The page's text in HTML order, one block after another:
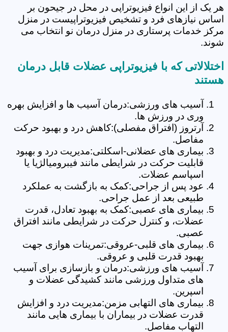
هر یک از این انواع فیزیوتراپی در محل در جیحون بر
اساس نیازهای فرد و تشخیص فیزیوتراپیست در منزل
مرکز خدمات پرستاری در منزل درمان نو انتخاب می
شوند.
اختلالاتی که با فیزیوتراپی عضلات قابل درمان
هستند
آسیب های ورزشی:درمان آسیب ها و افزایش بهره
وری در ورزش ها.
آرتروز (افتراق مفصلی):کاهش درد و بهبود حرکت
مفاصل.
بیماری های عضلانی-اسکلتی:مدیریت درد و بهبود
قابلیت حرکت در شرایطی مانند فیبرومیالژیا یا
اسپاسم عضلات.
عود پس از جراحی:کمک به بازگشت به عملکرد
طبیعی بعد از عمل جراحی.
بیماری های عصبی:کمک به بهبود تعادل، قدرت
عضلات، و کنترل حرکت در شرایطی مانند افتراق
عصبی.
بیماری های قلبی-عروقی:تمرینات هوازی جهت
بهبود قدرت قلبی و عروقی.
آسیب های ورزشی:درمان و بازسازی برای آسیب
های متداول ورزشی مانند کشیدگی عضلات و
اسپرین.
بیماری های التهابی مزمن:مدیریت درد و افزایش
قدرت عضلات در بیماران با بیماری هایی مانند
التهاب مفاصل.